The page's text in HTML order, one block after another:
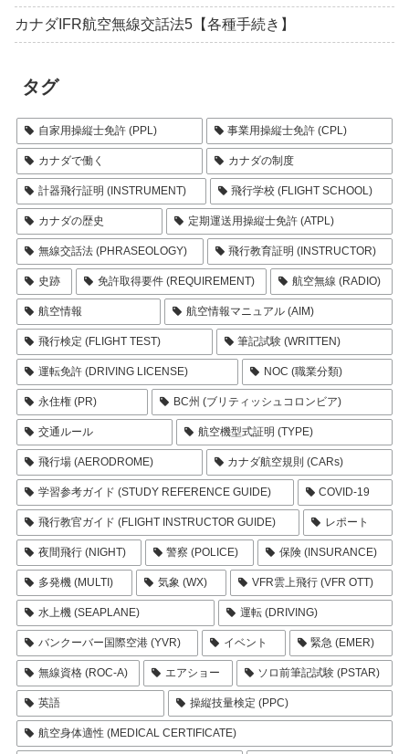
カナダIFR航空無線交話法5【各種手続き】
タグ
自家用操縦士免許 (PPL) 事業用操縦士免許 (CPL)
カナダで働く カナダの制度
計器飛行証明 (INSTRUMENT) 飛行学校 (FLIGHT SCHOOL)
カナダの歴史 定期運送用操縦士免許 (ATPL)
無線交話法 (PHRASEOLOGY) 飛行教育証明 (INSTRUCTOR)
史跡 免許取得要件 (REQUIREMENT) 航空無線 (RADIO)
航空情報 航空情報マニュアル (AIM)
飛行検定 (FLIGHT TEST) 筆記試験 (WRITTEN)
運転免許 (DRIVING LICENSE) NOC (職業分類)
永住権 (PR) BC州 (ブリティッシュコロンビア)
交通ルール 航空機型式証明 (TYPE)
飛行場 (AERODROME) カナダ航空規則 (CARs)
学習参考ガイド (STUDY REFERENCE GUIDE) COVID-19
飛行教官ガイド (FLIGHT INSTRUCTOR GUIDE) レポート
夜間飛行 (NIGHT) 警察 (POLICE) 保険 (INSURANCE)
多発機 (MULTI) 気象 (WX) VFR雲上飛行 (VFR OTT)
水上機 (SEAPLANE) 運転 (DRIVING)
バンクーバー国際空港 (YVR) イベント 緊急 (EMER)
無線資格 (ROC-A) エアショー ソロ前筆記試験 (PSTAR)
英語 操縦技量検定 (PPC)
航空身体適性 (MEDICAL CERTIFICATE)